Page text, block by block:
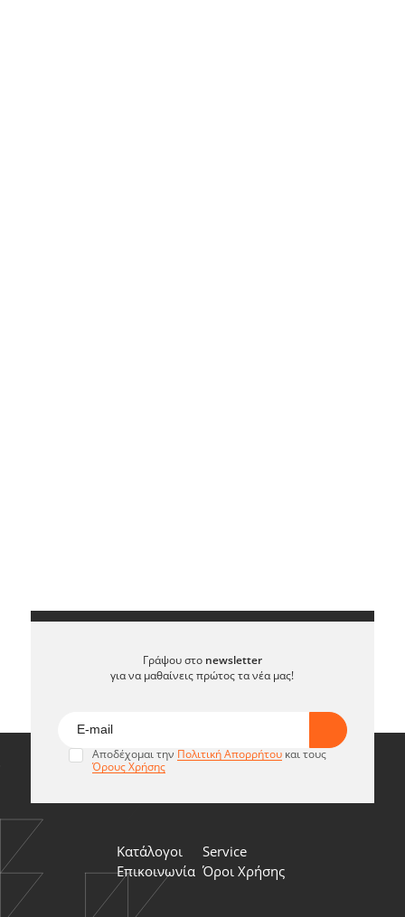
Γράψου στο newsletter
για να μαθαίνεις πρώτος τα νέα μας!
Αποδέχομαι την Πολιτική Απορρήτουκαι τους
Όρους Χρήσης
Κατάλογοι
Service
Επικοινωνία Όροι Χρήσης